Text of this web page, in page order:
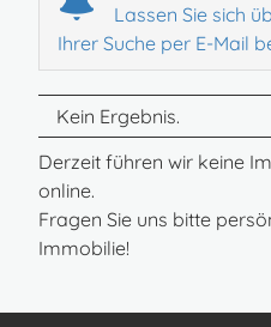
Lassen Sie sich
Ihrer Suche per E-Mail
Kein Ergebnis.
Derzeit führen wir keine
online.
Fragen Sie uns bitte
Immobilie!